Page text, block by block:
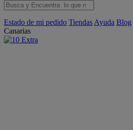
Estado de mi pedido Tiendas Ayuda Blog
Canarias